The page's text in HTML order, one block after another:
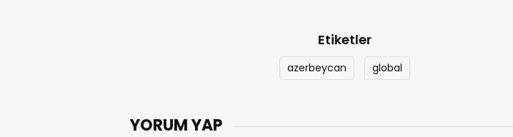
Etiketler
azerbeycan global
YORUM YAP